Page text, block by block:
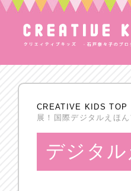
CREATIVE KIDS TOP
展！国際デジタルえほ
デジタ